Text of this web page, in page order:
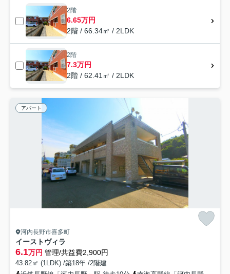
2階
6.65万円
2階 / 66.34㎡ / 2LDK
2階
7.3万円
2階 / 62.41㎡ / 2LDK
アパート
河内長野市喜多町
イーストヴィラ
6.1万円 管理/共益費2,900円
43.82㎡ (1LDK) /築18年 /2階建